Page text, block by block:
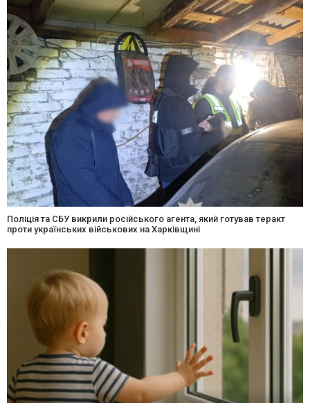
Поліція та СБУ викрили російського агента, який готував теракт
проти українських військових на Харківщині